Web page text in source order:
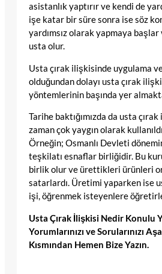
asistanlık yaptırır ve kendi de
işe katar bir süre sonra ise söz
yardımsız olarak yapmaya
usta olur.
Usta çırak ilişkisinde uygulama
olduğundan dolayı usta çırak
yöntemlerinin başında yer
Tarihe baktığımızda da usta
zaman çok yaygın olarak
Örneğin; Osmanlı Devleti
teşkilatı esnaflar birliğidir. Bu
birlik olur ve ürettikleri ürünleri
satarlardı. Üretimi yaparken ise
işi, öğrenmek isteyenlere
Usta Çırak İlişkisi Nedir Konulu
Yorumlarınızı ve Sorularınızı
Kısmından Hemen Bize Yazın.